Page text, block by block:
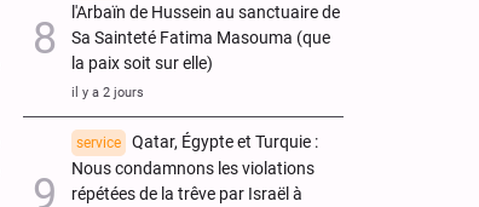
l'Arbaïn de Hussein au sanctuaire de
Sa Sainteté Fatima Masouma (que
la paix soit sur elle)
il y a 2 jours
service
Qatar, Égypte et Turquie :
Nous condamnons les violations
répétées de la trêve par Israël à